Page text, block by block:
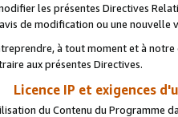
les présentes Directives
de modification ou une nouvelle
à tout moment et à
aux présentes Directives.
Licence IP et exigences
du Contenu du Programme